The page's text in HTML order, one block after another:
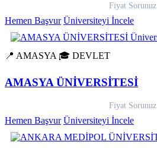
Fiyat Sorunuz
Hemen Başvur Üniversiteyi İncele
📍 AMASYA 🎓 DEVLET
AMASYA ÜNİVERSİTESİ
Fiyat Sorunuz
Hemen Başvur Üniversiteyi İncele